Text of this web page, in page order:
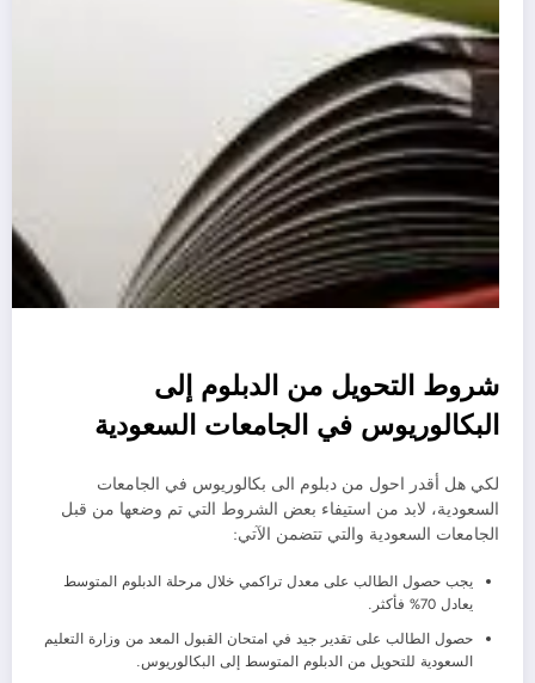
شروط التحويل من الدبلوم إلى
البكالوريوس في الجامعات السعودية
لكي هل أقدر احول من دبلوم الى بكالوريوس في الجامعات
السعودية، لابد من استيفاء بعض الشروط التي تم وضعها من قبل
الجامعات السعودية والتي تتضمن الآتي:
يجب حصول الطالب على معدل تراكمي خلال مرحلة الدبلوم المتوسط
يعادل 70% فأكثر.
حصول الطالب على تقدير جيد في امتحان القبول المعد من وزارة التعليم
السعودية للتحويل من الدبلوم المتوسط إلى البكالوريوس.